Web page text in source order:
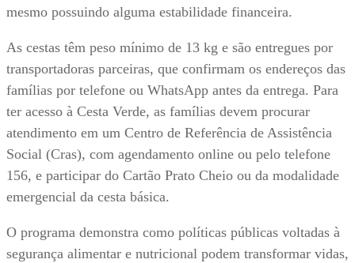
mesmo possuindo alguma estabilidade financeira.
As cestas têm peso mínimo de 13 kg e são entregues por
transportadoras parceiras, que confirmam os endereços das
famílias por telefone ou WhatsApp antes da entrega. Para
ter acesso à Cesta Verde, as famílias devem procurar
atendimento em um Centro de Referência de Assistência
Social (Cras), com agendamento online ou pelo telefone
156, e participar do Cartão Prato Cheio ou da modalidade
emergencial da cesta básica.
O programa demonstra como políticas públicas voltadas à
segurança alimentar e nutricional podem transformar vidas,